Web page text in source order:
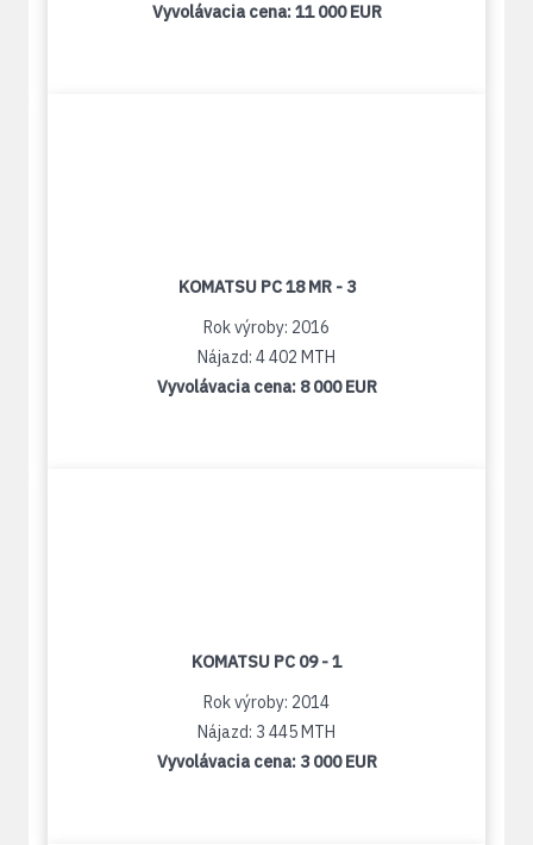
Vyvolávacia cena:11 000 EUR
KOMATSU PC 18 MR - 3
Rok výroby: 2016
Nájazd: 4 402 MTH
Vyvolávacia cena: 8 000 EUR
KOMATSU PC 09 - 1
Rok výroby: 2014
Nájazd: 3 445 MTH
Vyvolávacia cena: 3 000 EUR